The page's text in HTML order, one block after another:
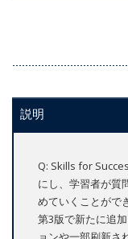
説明
Q: Skills for
にし、学習者が質
めていくことがで
第3版で新たに追